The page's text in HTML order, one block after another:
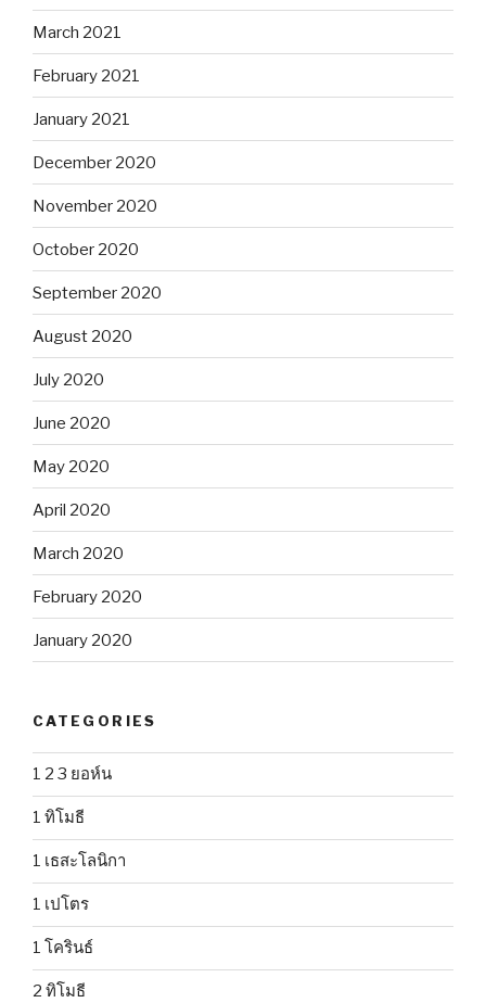
March 2021
February 2021
January 2021
December 2020
November 2020
October 2020
September 2020
August 2020
July 2020
June 2020
May 2020
April 2020
March 2020
February 2020
January 2020
CATEGORIES
1 2 3 ยอห์น
1 ทิโมธี
1 เธสะโลนิกา
1 เปโตร
1 โครินธ์
2 ทิโมธี